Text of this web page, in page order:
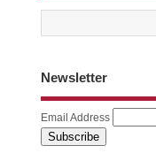
Newsletter
Email Address